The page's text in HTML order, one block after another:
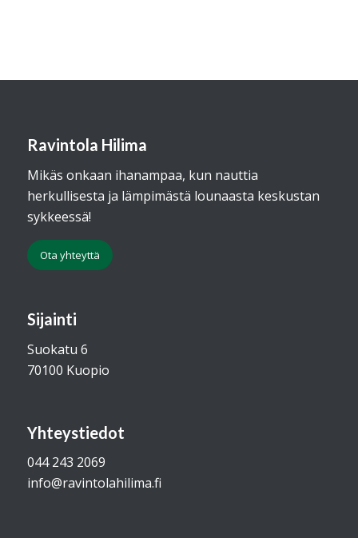
Ravintola Hilima
Mikäs onkaan ihanampaa, kun nauttia
herkullisesta ja lämpimästä lounaasta keskustan
sykkeessä!
Ota yhteyttä
Sijainti
Suokatu 6
70100 Kuopio
Yhteystiedot
044 243 2069
info@ravintolahilima.fi